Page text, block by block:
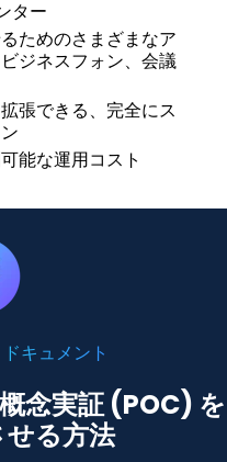
ター
ためのさまざまなア
ジネスフォン、会議
張できる、完全にス
能な運用コスト
キュメント
念実証 (POC) を
る方法